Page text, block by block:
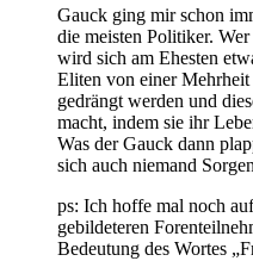
Gauck ging mir schon
die meisten Politiker.
wird sich am Ehesten
Eliten von einer
gedrängt werden und
macht, indem sie ihr
Was der Gauck dann
sich auch niemand
ps: Ich hoffe mal noch
gebildeteren
Bedeutung des Wortes